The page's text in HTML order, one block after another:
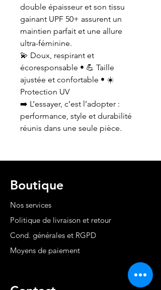
double épaisseur et son tissu
gainant UPF 50+ assurent un
maintien parfait et une allure
ultra-féminine.
💫 Doux, respirant et
écoresponsable • 💪 Taille
ajustée et confortable • ☀️
Protection UV
➡️ L’essayer, c’est l’adopter :
performance, style et durabilité
réunis dans une seule pièce.
Boutique
Nos services
Politique de livraison et retour
Cond. générales et RGPD
Moyens de paiement